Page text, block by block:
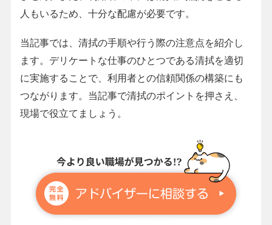
人もいるため、十分な配慮が必要です。
当記事では、清拭の手順や行う際の注意点を紹介し
ます。デリケートな仕事のひとつである清拭を適切
に実施することで、利用者との信頼関係の構築にも
つながります。当記事で清拭のポイントを押さえ、
現場で役立てましょう。